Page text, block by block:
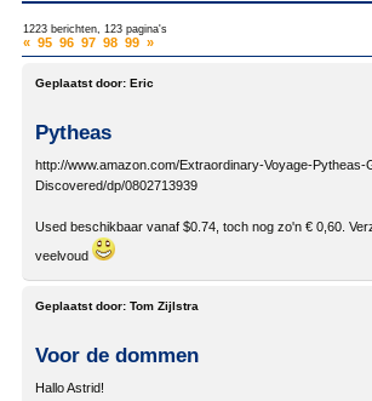
1223 berichten, 123 pagina's
« 95 96 97 98 99 »
Geplaatst door: Eric
Pytheas
http://www.amazon.com/Extraordinary-Voyage-Pytheas-
Discovered/dp/0802713939
Used beschikbaar vanaf $0.74, toch nog zo'n € 0,60.
veelvoud
Geplaatst door: Tom Zijlstra
Voor de dommen
Hallo Astrid!